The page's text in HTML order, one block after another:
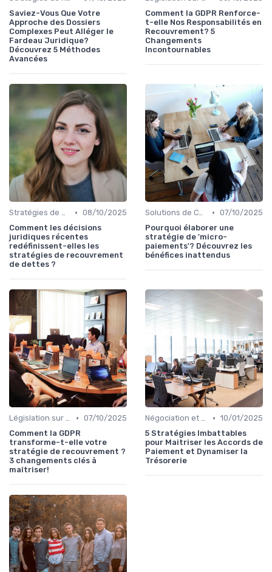
Saviez-Vous Que Votre
Approche des Dossiers
Complexes Peut Alléger le
Fardeau Juridique?
Découvrez 5 Méthodes
Avancées
Comment la GDPR Renforce-
t-elle Nos Responsabilités en
Recouvrement? 5
Changements
Incontournables
Stratégies de Recouvrement B2B • 08/10/2025
Comment les décisions
juridiques récentes
redéfinissent-elles les
stratégies de recouvrement
de dettes ?
Solutions de Consolidation de Dettes • 07/10/2025
Pourquoi élaborer une
stratégie de 'micro-
paiements'? Découvrez les
bénéfices inattendus
Législation sur le Recouvrement de Créances • 07/10/2025
Comment la GDPR
transforme-t-elle votre
stratégie de recouvrement ?
3 changements clés à
maîtriser!
Négociation et Arrangement de Paiement • 10/01/2025
5 Stratégies Imbattables
pour Maitriser les Accords de
Paiement et Dynamiser la
Trésorerie